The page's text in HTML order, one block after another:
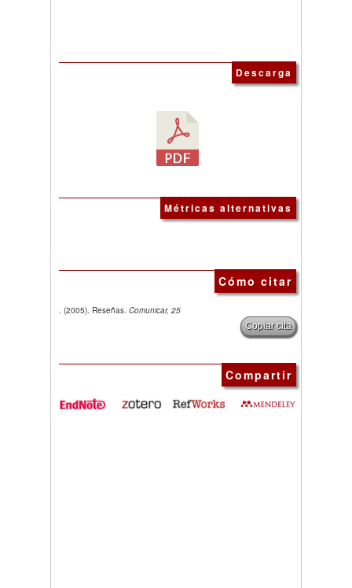
Descarga
Métricas alternativas
Cómo citar
. (2005). Reseñas. Comunicar, 25
Copiar cita
Compartir